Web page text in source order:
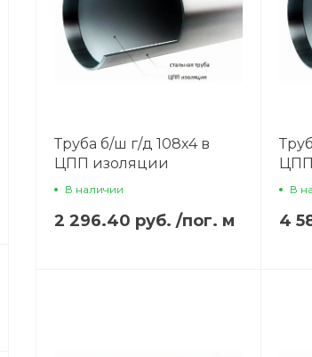
Труба б/ш г/д 108х4 в
ЦПП изоляции
В наличии
2 296.40 руб. /пог. м
В
4